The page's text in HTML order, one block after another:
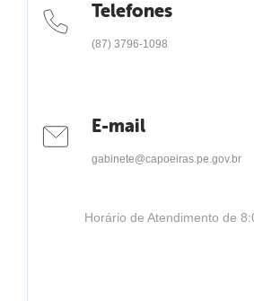
Telefones
(87) 3796-1098
E-mail
gabinete@capoeiras.pe.gov.br
Horário de Atendimento de